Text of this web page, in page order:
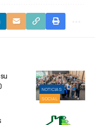
NOTICIAS
SOCIAL